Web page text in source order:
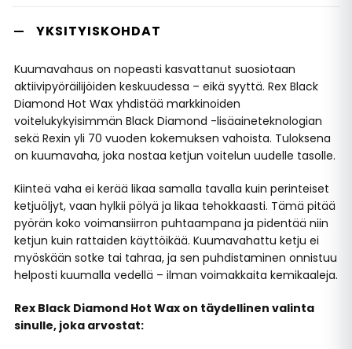
YKSITYISKOHDAT
Kuumavahaus on nopeasti kasvattanut suosiotaan
aktiivipyöräilijöiden keskuudessa – eikä syyttä. Rex Black
Diamond Hot Wax yhdistää markkinoiden
voitelukykyisimmän Black Diamond -lisäaineteknologian
sekä Rexin yli 70 vuoden kokemuksen vahoista. Tuloksena
on kuumavaha, joka nostaa ketjun voitelun uudelle tasolle.
Kiinteä vaha ei kerää likaa samalla tavalla kuin perinteiset
ketjuöljyt, vaan hylkii pölyä ja likaa tehokkaasti. Tämä pitää
pyörän koko voimansiirron puhtaampana ja pidentää niin
ketjun kuin rattaiden käyttöikää. Kuumavahattu ketju ei
myöskään sotke tai tahraa, ja sen puhdistaminen onnistuu
helposti kuumalla vedellä – ilman voimakkaita kemikaaleja.
Rex Black Diamond Hot Wax on täydellinen valinta
sinulle, joka arvostat: